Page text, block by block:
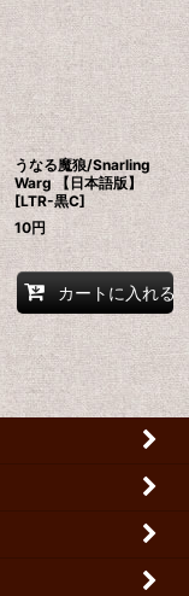
うなる魔狼/Snarling
Warg 【日本語版】
[LTR-黒C]
10円
カートに入れる